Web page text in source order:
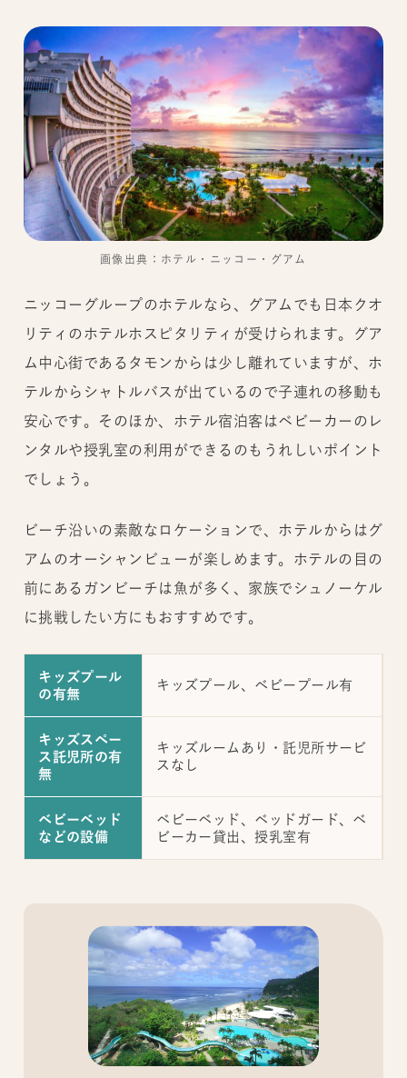
画像出典：ホテル・ニッコー・グアム
ニッコーグループのホテルなら、グアムでも日本クオ
リティのホテルホスピタリティが受けられます。グア
ム中心街であるタモンからは少し離れていますが、ホ
テルからシャトルバスが出ているので子連れの移動も
安心です。そのほか、ホテル宿泊客はベビーカーのレ
ンタルや授乳室の利用ができるのもうれしいポイント
でしょう。
ビーチ沿いの素敵なロケーションで、ホテルからはグ
アムのオーシャンビューが楽しめます。ホテルの目の
前にあるガンビーチは魚が多く、家族でシュノーケル
に挑戦したい方にもおすすめです。
キッズプール
の有無
キッズプール、ベビープール有
キッズスペー
ス託児所の有
無
キッズルームあり・託児所サービ
スなし
ベビーベッド
などの設備
ベビーベッド、ベッドガード、ベ
ビーカー貸出、授乳室有